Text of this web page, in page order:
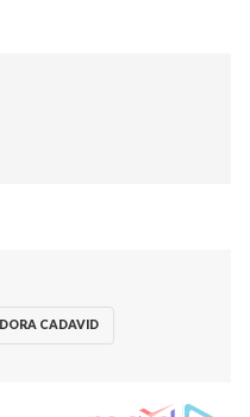
DORA CADAVID